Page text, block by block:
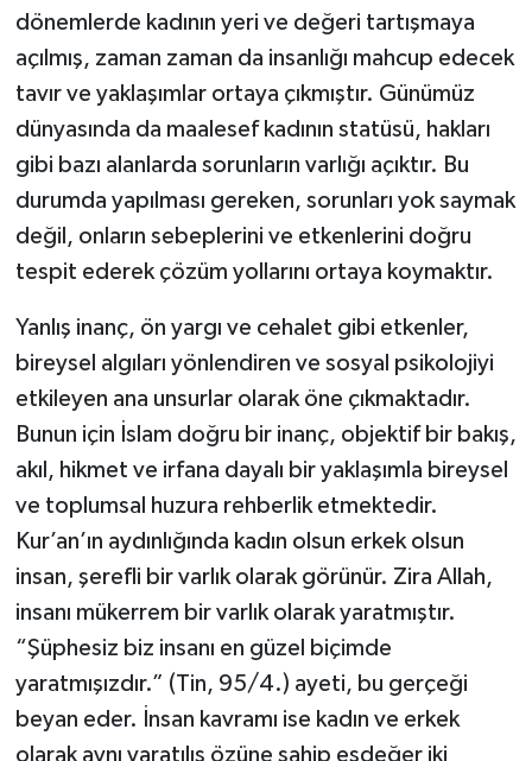
dönemlerde kadının yeri ve değeri tartışmaya
açılmış, zaman zaman da insanlığı mahcup edecek
tavır ve yaklaşımlar ortaya çıkmıştır. Günümüz
dünyasında da maalesef kadının statüsü, hakları
gibi bazı alanlarda sorunların varlığı açıktır. Bu
durumda yapılması gereken, sorunları yok saymak
değil, onların sebeplerini ve etkenlerini doğru
tespit ederek çözüm yollarını ortaya koymaktır.
Yanlış inanç, ön yargı ve cehalet gibi etkenler,
bireysel algıları yönlendiren ve sosyal psikolojiyi
etkileyen ana unsurlar olarak öne çıkmaktadır.
Bunun için İslam doğru bir inanç, objektif bir bakış,
akıl, hikmet ve irfana dayalı bir yaklaşımla bireysel
ve toplumsal huzura rehberlik etmektedir.
Kur’an’ın aydınlığında kadın olsun erkek olsun
insan, şerefli bir varlık olarak görünür. Zira Allah,
insanı mükerrem bir varlık olarak yaratmıştır.
“Şüphesiz biz insanı en güzel biçimde
yaratmışızdır.” (Tin, 95/4.) ayeti, bu gerçeği
beyan eder. İnsan kavramı ise kadın ve erkek
olarak aynı yaratılış özüne sahip eşdeğer iki
Edirne Müftülüğü
Elazığ Müftülüğü
Erzincan Müftülüğü
Erzurum Müftülüğü
Eskişehir Müftülüğü
Gaziantep Müftülüğü
Giresun Müftülüğü
Gümüşhane Müftülüğü
Hakkari Müftülüğü
Hatay Müftülüğü
Iğdır Müftülüğü
Isparta Müftülüğü